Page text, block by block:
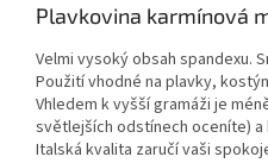
Plavkovina karmínová
Velmi vysoký obsah spandexu.
Použití vhodné na plavky,
Vhledem k vyšší gramáži je
světlejších odstínech oceníte) a
Italská kvalita zaručí vaši